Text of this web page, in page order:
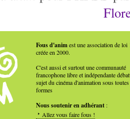
Fous d'animest une association de loi
créée en 2000.
C'est aussi et surtout une communauté
francophone libre et indépendante
sujet du cinéma d'animation sous toutes
formes
Nous soutenir en adhérant :
Allez vous faire fous !